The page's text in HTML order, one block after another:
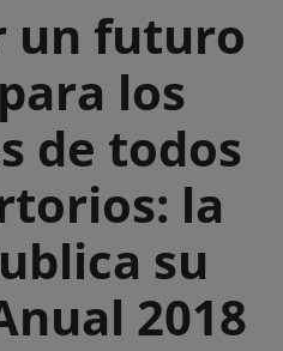
un futuro
los
de todos
la
su
2018